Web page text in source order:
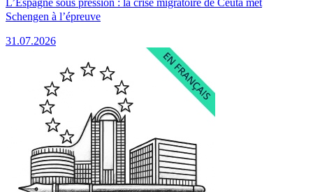
Schengen à l’épreuve
31.07.2026